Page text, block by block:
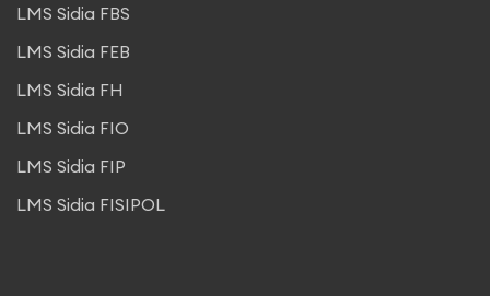
LMS Sidia FBS
LMS Sidia FEB
LMS Sidia FH
LMS Sidia FIO
LMS Sidia FIP
LMS Sidia FISIPOL